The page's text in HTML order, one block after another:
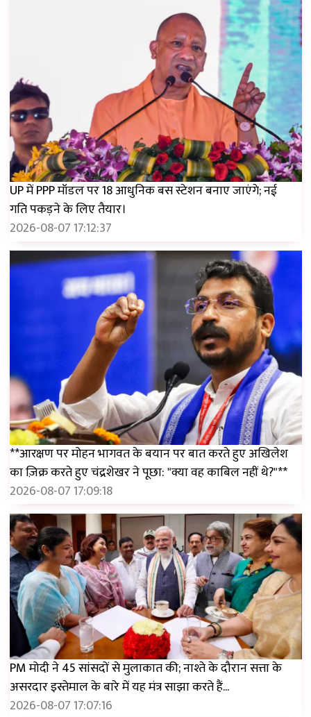
UP में PPP मॉडल पर 18 आधुनिक बस स्टेशन बनाए जाएंगे; नई
गति पकड़ने के लिए तैयार।
2026-08-07 17:12:37
**आरक्षण पर मोहन भागवत के बयान पर बात करते हुए अखिलेश
का ज़िक्र करते हुए चंद्रशेखर ने पूछा: "क्या वह काबिल नहीं थे?"**
2026-08-07 17:09:18
PM मोदी ने 45 सांसदों से मुलाकात की; नाश्ते के दौरान सत्ता के
असरदार इस्तेमाल के बारे में यह मंत्र साझा करते हैं...
2026-08-07 17:07:16